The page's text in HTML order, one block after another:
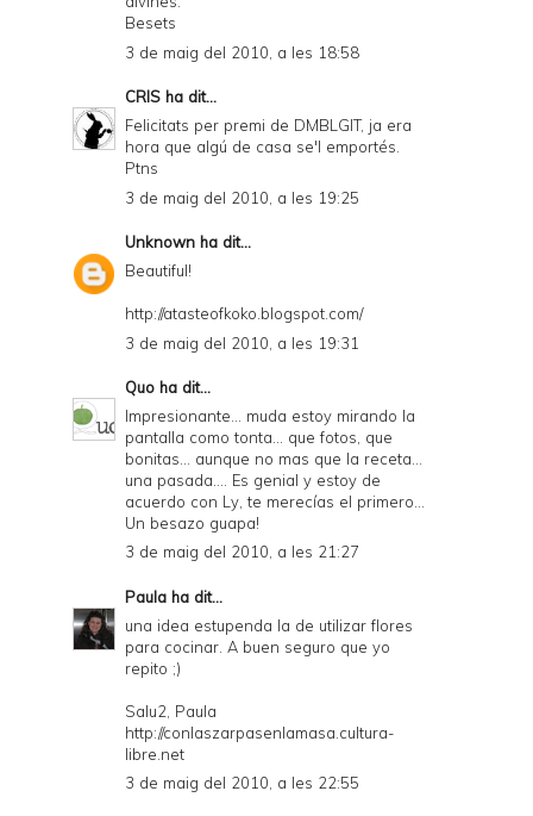
Besets
3 de maig del 2010, a les 18:58
CRIS ha dit...
Felicitats per premi de DMBLGIT, ja era
hora que algú de casa se'l emportés.
Ptns
3 de maig del 2010, a les 19:25
Unknown ha dit...
Beautiful!
http://atasteofkoko.blogspot.com/
3 de maig del 2010, a les 19:31
Quo ha dit...
Impresionante... muda estoy mirando la
pantalla como tonta... que fotos, que
bonitas... aunque no mas que la receta...
una pasada.... Es genial y estoy de
acuerdo con Ly, te merecías el primero...
Un besazo guapa!
3 de maig del 2010, a les 21:27
Paula ha dit...
una idea estupenda la de utilizar flores
para cocinar. A buen seguro que yo
repito ;)
Salu2, Paula
http://conlaszarpasenlamasa.cultura-
libre.net
3 de maig del 2010, a les 22:55